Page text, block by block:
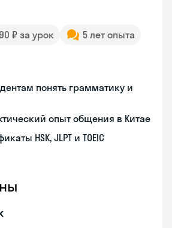
₽ за урок 5 лет опыта
понять грамматику и
опыт общения в Китае
HSK, JLPT и TOEIC